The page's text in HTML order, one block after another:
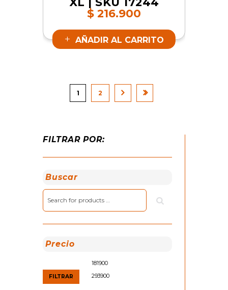
$ 216.900
AÑADIR AL CARRITO
1 2
FILTRAR POR:
Buscar
Precio
Precio
mínimo
FILTRAR